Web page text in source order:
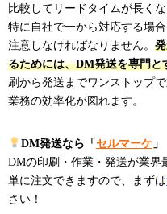
比較してリードタイムが長く
特に自社で一から対応する場
注意しなければなりません。
るためには、DM発送を専門
刷から発送までワンストップ
業務の効率化が図れます。
DM発送なら「 セルマーケ」
DMの印刷・作業・発送が業界
単に注文できますので、まずは
さい！